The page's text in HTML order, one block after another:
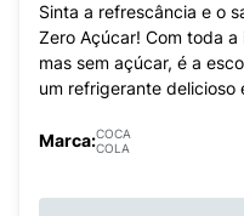
Sinta a refrescância e o
Zero Açúcar! Com toda
mas sem açúcar, é a
um refrigerante delicioso
Marca:COCA
COLA